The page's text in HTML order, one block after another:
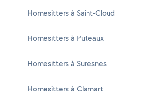
Homesitters à Saint-Cloud
Homesitters à Puteaux
Homesitters à Suresnes
Homesitters à Clamart